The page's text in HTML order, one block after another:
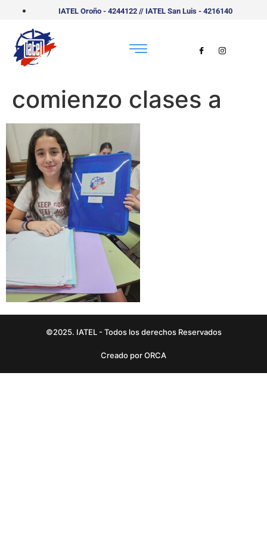
IATEL Oroño - 4244122 // IATEL San Luis - 4216140
comienzo clases a
©2025. IATEL - Todos los derechos Reservados
Creado por ORCA